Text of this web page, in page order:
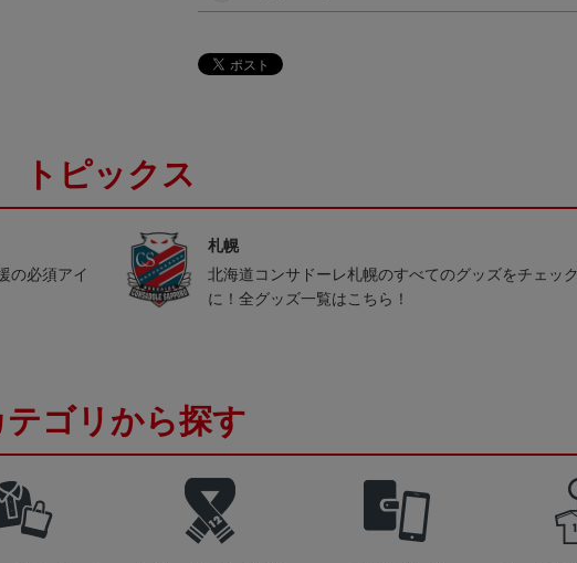
トピックス
の必須アイ
札幌
北海道コンサドーレ札幌のすべてのグッズをチェッ
に！全グッズ一覧はこちら！
テゴリから探す